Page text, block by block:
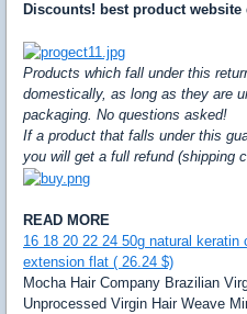
Discounts! best product website
Products which fall under this
domestically, as long as they are
packaging. No questions asked!
If a product that falls under this
you will get a full refund (shipping
READ MORE
16 18 20 22 24 50g natural
extension flat ( 26.24 $)
Mocha Hair Company Brazilian
Unprocessed Virgin Hair Weave